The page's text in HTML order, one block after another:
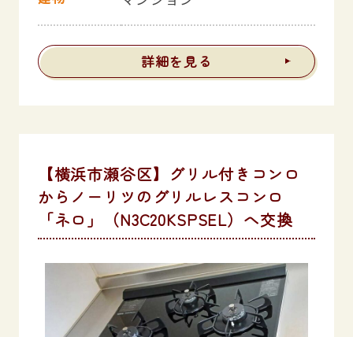
詳細を見る
【横浜市瀬谷区】グリル付きコンロ
からノーリツのグリルレスコンロ
「ネロ」（N3C20KSPSEL）へ交換